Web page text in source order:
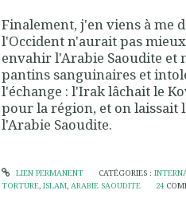
Finalement, j'en viens à me
l'Occident n'aurait pas
envahir l'Arabie Saoudite et
pantins sanguinaires et
l'échange : l'Irak lâchait le
pour la région, et on laissait
l'Arabie Saoudite.
LIEN PERMANENT CATÉGORIES :
TORTURE, ISLAM, ARABIE SAOUDITE 24